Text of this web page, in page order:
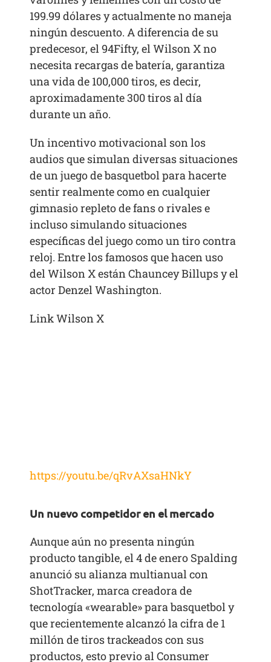
199.99 dólares y actualmente no maneja
ningún descuento. A diferencia de su
predecesor, el 94Fifty, el Wilson X no
necesita recargas de batería, garantiza
una vida de 100,000 tiros, es decir,
aproximadamente 300 tiros al día
durante un año.
Un incentivo motivacional son los
audios que simulan diversas situaciones
de un juego de basquetbol para hacerte
sentir realmente como en cualquier
gimnasio repleto de fans o rivales e
incluso simulando situaciones
específicas del juego como un tiro contra
reloj. Entre los famosos que hacen uso
del Wilson X están Chauncey Billups y el
actor Denzel Washington.
Link Wilson X
https://youtu.be/qRvAXsaHNkY
Un nuevo competidor en el mercado
Aunque aún no presenta ningún
producto tangible, el 4 de enero Spalding
anunció su alianza multianual con
ShotTracker, marca creadora de
tecnología «wearable» para basquetbol y
que recientemente alcanzó la cifra de 1
millón de tiros trackeados con sus
productos, esto previo al Consumer